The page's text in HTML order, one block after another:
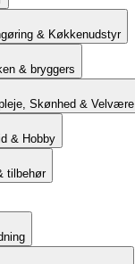
& Køkkenudstyr
& bryggers
Skønhed & Velvære
& Hobby
tilbehør